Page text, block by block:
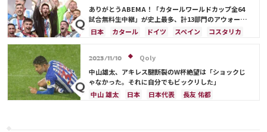
ありがとうABEMA！「カタールワールドカップ全64
試合無料生中継」が史上最多、計13部門のアウォード
を受賞
日本 カタール ドイツ スペイン
コスタリカ
2023/11/10
Qoly
中山雄太、アキレス腱断裂のW杯絶望は「ショックじ
ゃなかった。それに自分でもビックリした」
中山 雄太
日本 日本代表 長友 佑都